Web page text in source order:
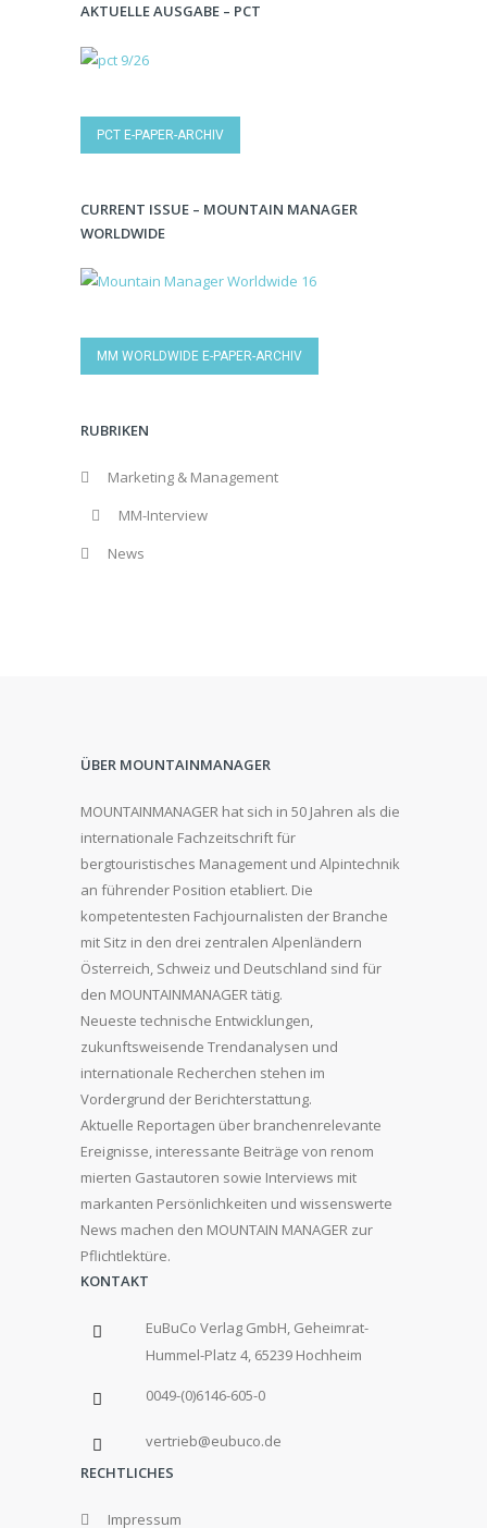
AKTUELLE AUSGABE – PCT
PCT E-PAPER-ARCHIV
CURRENT ISSUE – MOUNTAIN MANAGER
WORLDWIDE
MM WORLDWIDE E-PAPER-ARCHIV
RUBRIKEN
Marketing & Management
MM-Interview
News
ÜBER MOUNTAINMANAGER
MOUNTAINMANAGER hat sich in 50 Jahren als die
internationale Fachzeitschrift für
bergtouristisches Management und Alpintechnik
an führender Position etabliert. Die
kompetentesten Fachjournalisten der Branche
mit Sitz in den drei zentralen Alpenländern
Österreich, Schweiz und Deutschland sind für
den MOUNTAINMANAGER tätig.
Neueste technische Entwicklungen,
zukunftsweisende Trendanalysen und
internationale Recherchen stehen im
Vordergrund der Berichterstattung.
Aktuelle Reportagen über branchenrelevante
Ereignisse, interessante Beiträge von renom
mierten Gastautoren sowie Interviews mit
markanten Persönlichkeiten und wissenswerte
News machen den MOUNTAIN MANAGER zur
Pflichtlektüre.
KONTAKT
EuBuCo Verlag GmbH, Geheimrat-
Hummel-Platz 4, 65239 Hochheim
0049-(0)6146-605-0
vertrieb@eubuco.de
RECHTLICHES
Impressum